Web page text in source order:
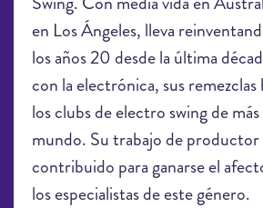
en Los Ángeles, lleva
los años 20 desde la última
con la electrónica, sus remezclas
los clubs de electro swing de
mundo. Su trabajo de productor
contribuido para ganarse el
los especialistas de este género.